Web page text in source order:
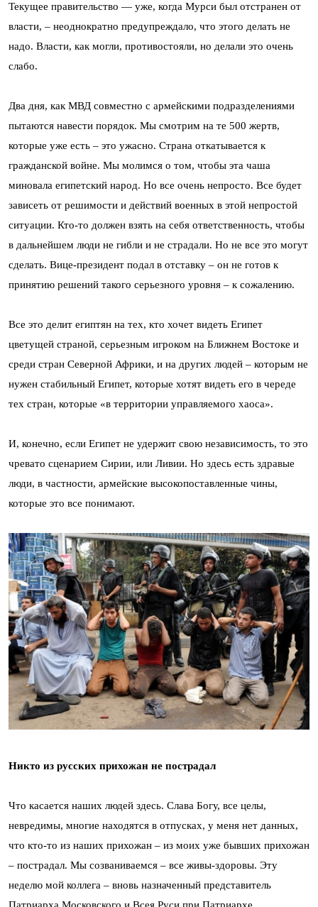
Текущее правительство — уже, когда Мурси был отстранен от
власти, – неоднократно предупреждало, что этого делать не
надо. Власти, как могли, противостояли, но делали это очень
слабо.
Два дня, как МВД совместно с армейскими подразделениями
пытаются навести порядок. Мы смотрим на те 500 жертв,
которые уже есть – это ужасно. Страна откатывается к
гражданской войне. Мы молимся о том, чтобы эта чаша
миновала египетский народ. Но все очень непросто. Все будет
зависеть от решимости и действий военных в этой непростой
ситуации. Кто-то должен взять на себя ответственность, чтобы
в дальнейшем люди не гибли и не страдали. Но не все это могут
сделать. Вице-президент подал в отставку – он не готов к
принятию решений такого серьезного уровня – к сожалению.
Все это делит египтян на тех, кто хочет видеть Египет
цветущей страной, серьезным игроком на Ближнем Востоке и
среди стран Северной Африки, и на других людей – которым не
нужен стабильный Египет, которые хотят видеть его в череде
тех стран, которые «в территории управляемого хаоса».
И, конечно, если Египет не удержит свою независимость, то это
чревато сценарием Сирии, или Ливии. Но здесь есть здравые
люди, в частности, армейские высокопоставленные чины,
которые это все понимают.
Никто из русских прихожан не пострадал
Что касается наших людей здесь. Слава Богу, все целы,
невредимы, многие находятся в отпусках, у меня нет данных,
что кто-то из наших прихожан – из моих уже бывших прихожан
– пострадал. Мы созваниваемся – все живы-здоровы. Эту
неделю мой коллега – вновь назначенный представитель